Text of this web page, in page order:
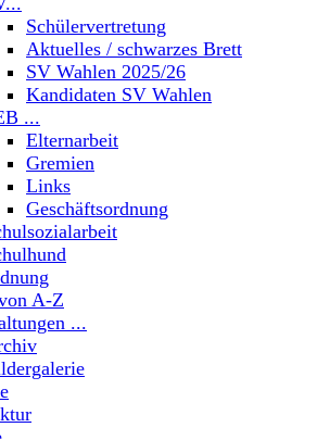
Schülervertretung
Aktuelles / schwarzes Brett
SV Wahlen 2025/26
Kandidaten SV Wahlen
...
Elternarbeit
Gremien
Links
Geschäftsordnung
A-Z
...